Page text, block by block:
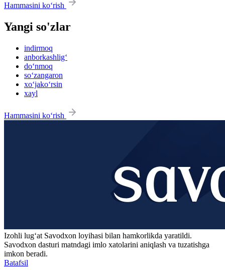
Hammasini ko‘rish
Yangi so'zlar
indirmoq
anborkashlig‘
do‘nmoq
so‘zangaron
xo‘jako‘rsin
xayl
Hammasini ko‘rish
Izohli lugʻat Savodxon loyihasi bilan hamkorlikda yaratildi.
Savodxon dasturi matndagi imlo xatolarini aniqlash va tuzatishga
imkon beradi.
Batafsil